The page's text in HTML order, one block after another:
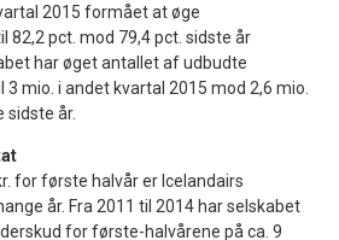
2015 formået at øge
82,2 pct. mod 79,4 pct. sidste år
har øget antallet af udbudte
mio. i andet kvartal 2015 mod 2,6 mio.
år.
for første halvår er Icelandairs
år. Fra 2011 til 2014 har selskabet
for første-halvårene på ca. 9